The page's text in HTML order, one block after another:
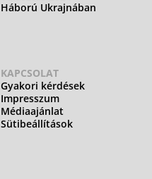
Háború Ukrajnában
KAPCSOLAT
Gyakori kérdések
Impresszum
Médiaajánlat
Sütibeállítások